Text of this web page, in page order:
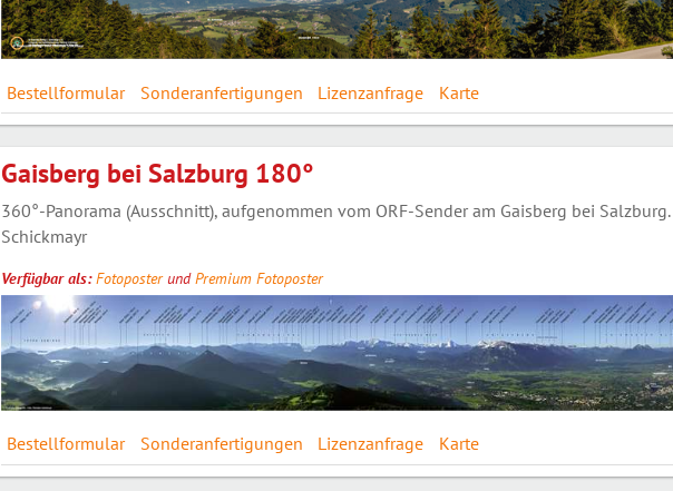
Bestellformular Sonderanfertigungen Lizenzanfrage Karte
Gaisberg bei Salzburg 180°
360°-Panorama (Ausschnitt), aufgenommen vom ORF-Sender am Gaisberg bei Salzburg.
Schickmayr
Verfügbar als:FotoposterundPremium Fotoposter
Bestellformular Sonderanfertigungen Lizenzanfrage Karte